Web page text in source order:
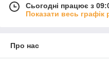
Сьогодні працює з
Показати весь графік
Про нас